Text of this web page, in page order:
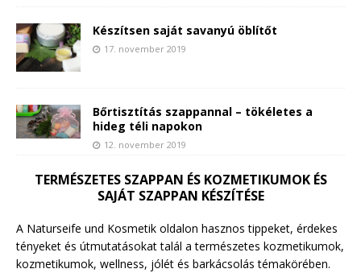
Készítsen saját savanyú öblítőt
17. november 2019
Bőrtisztítás szappannal – tökéletes a
hideg téli napokon
12. november 2019
TERMÉSZETES SZAPPAN ÉS KOZMETIKUMOK ÉS
SAJÁT SZAPPAN KÉSZÍTÉSE
A Naturseife und Kosmetik oldalon hasznos tippeket, érdekes
tényeket és útmutatásokat talál a természetes kozmetikumok,
kozmetikumok, wellness, jólét és barkácsolás témakörében.